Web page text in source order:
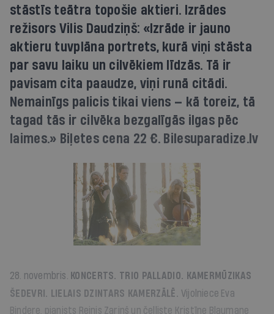
stāstīs teātra topošie aktieri. Izrādes
režisors Vilis Daudziņš: «Izrāde ir jauno
aktieru tuvplāna portrets, kurā viņi stāsta
par savu laiku un cilvēkiem līdzās. Tā ir
pavisam cita paaudze, viņi runā citādi.
Nemainīgs palicis tikai viens — kā toreiz, tā
tagad tās ir cilvēka bezgalīgās ilgas pēc
laimes.» Biļetes cena 22 €. Bilesuparadize.lv
28. novembris. KONCERTS. TRIO PALLADIO. KAMERMŪZIKAS
ŠEDEVRI. LIELAIS DZINTARS KAMERZĀLĒ. Vijolniece Eva
Bindere, pianists Reinis Zariņš un čelliste Kristīne Blaumane